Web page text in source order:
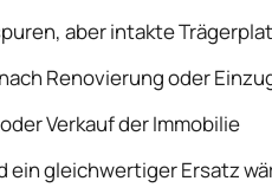
aber intakte
Renovierung oder
Verkauf der Immobilie
ein gleichwertiger Ersatz